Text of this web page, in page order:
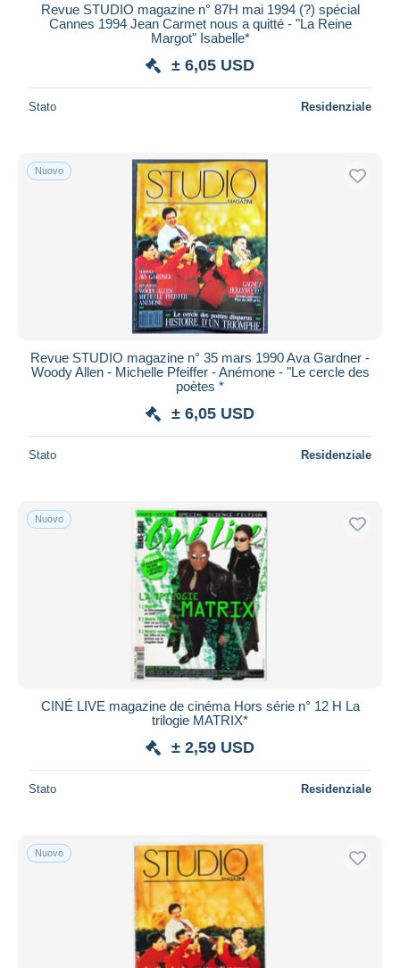
Revue STUDIO magazine n° 87H mai 1994 (?) spécial
Cannes 1994 Jean Carmet nous a quitté - "La Reine
Margot" Isabelle*
± 6,05 USD
Stato Residenziale
Nuovo
Revue STUDIO magazine n° 35 mars 1990 Ava Gardner -
Woody Allen - Michelle Pfeiffer - Anémone - "Le cercle des
poètes *
± 6,05 USD
Stato Residenziale
Nuovo
CINÉ LIVE magazine de cinéma Hors série n° 12 H La
trilogie MATRIX*
± 2,59 USD
Stato Residenziale
Nuovo